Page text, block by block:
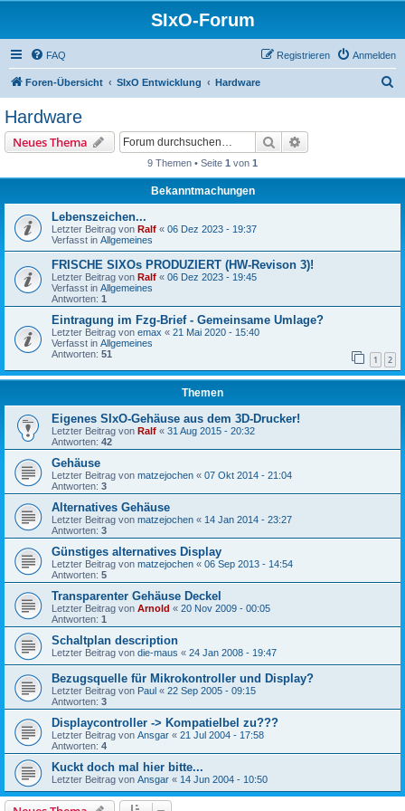
SIxO-Forum
FAQ Anmelden
Registrieren
Foren-Übersicht SIxO Entwicklung Hardware
Hardware
Neues Thema Suche
9 Themen • Seite 1 von 1
Bekanntmachungen
Lebenszeichen...
Letzter Beitrag von Ralf « 06 Dez 2023 - 19:37
Verfasst in Allgemeines
FRISCHE SIXOs PRODUZIERT (HW-Revison 3)!
Letzter Beitrag von Ralf « 06 Dez 2023 - 19:45
Verfasst in Allgemeines
Antworten: 1
Eintragung im Fzg-Brief - Gemeinsame Umlage?
Letzter Beitrag von emax « 21 Mai 2020 - 15:40
Verfasst in Allgemeines
Antworten: 51 1 2
Themen
Eigenes SIxO-Gehäuse aus dem 3D-Drucker!
Letzter Beitrag von Ralf « 31 Aug 2015 - 20:32
Antworten: 42
Gehäuse
Letzter Beitrag von matzejochen « 07 Okt 2014 - 21:04
Antworten: 3
Alternatives Gehäuse
Letzter Beitrag von matzejochen « 14 Jan 2014 - 23:27
Antworten: 3
Günstiges alternatives Display
Letzter Beitrag von matzejochen « 06 Sep 2013 - 14:54
Antworten: 5
Transparenter Gehäuse Deckel
Letzter Beitrag von Arnold « 20 Nov 2009 - 00:05
Antworten: 1
Schaltplan description
Letzter Beitrag von die-maus « 24 Jan 2008 - 19:47
Bezugsquelle für Mikrokontroller und Display?
Letzter Beitrag von Paul « 22 Sep 2005 - 09:15
Antworten: 3
Displaycontroller -> Kompatielbel zu???
Letzter Beitrag von Ansgar « 21 Jul 2004 - 17:58
Antworten: 4
Kuckt doch mal hier bitte...
Letzter Beitrag von Ansgar « 14 Jun 2004 - 10:50